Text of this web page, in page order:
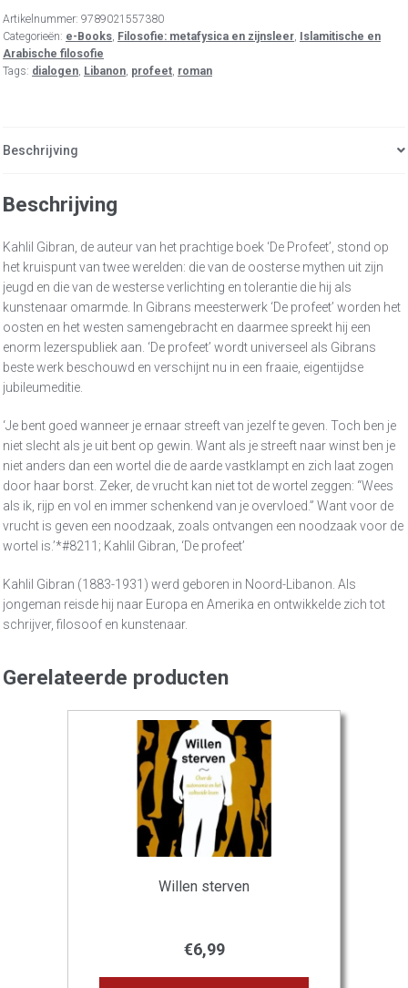
Artikelnummer: 9789021557380
Categorieën: e-Books, Filosofie: metafysica en zijnsleer,
Islamitische en
Arabische filosofie
Tags: dialogen, Libanon, profeet, roman
Beschrijving
Beschrijving
Kahlil Gibran, de auteur van het prachtige boek ‘De Profeet’, stond op
het kruispunt van twee werelden: die van de oosterse mythen uit zijn
jeugd en die van de westerse verlichting en tolerantie die hij als
kunstenaar omarmde. In Gibrans meesterwerk ‘De profeet’ worden het
oosten en het westen samengebracht en daarmee spreekt hij een
enorm lezerspubliek aan. ‘De profeet’ wordt universeel als Gibrans
beste werk beschouwd en verschijnt nu in een fraaie, eigentijdse
jubileumeditie.
‘Je bent goed wanneer je ernaar streeft van jezelf te geven. Toch ben je
niet slecht als je uit bent op gewin. Want als je streeft naar winst ben je
niet anders dan een wortel die de aarde vastklampt en zich laat zogen
door haar borst. Zeker, de vrucht kan niet tot de wortel zeggen: “Wees
als ik, rijp en vol en immer schenkend van je overvloed.” Want voor de
vrucht is geven een noodzaak, zoals ontvangen een noodzaak voor de
wortel is.’*#8211; Kahlil Gibran, ‘De profeet’
Kahlil Gibran (1883-1931) werd geboren in Noord-Libanon. Als
jongeman reisde hij naar Europa en Amerika en ontwikkelde zich tot
schrijver, filosoof en kunstenaar.
Gerelateerde producten
Willen sterven
€6,99